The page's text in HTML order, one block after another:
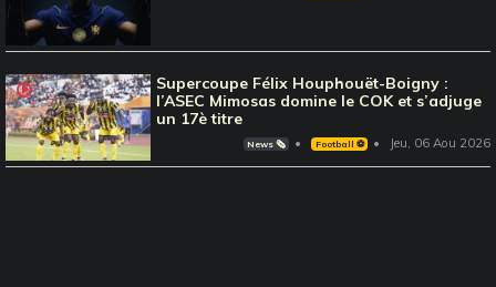
Supercoupe Félix Houphouët-Boigny :
l’ASEC Mimosas domine le COK et s’adjuge
un 17è titre
News 🗞️ Football ⚽️ Jeu, 06 Aou 2026